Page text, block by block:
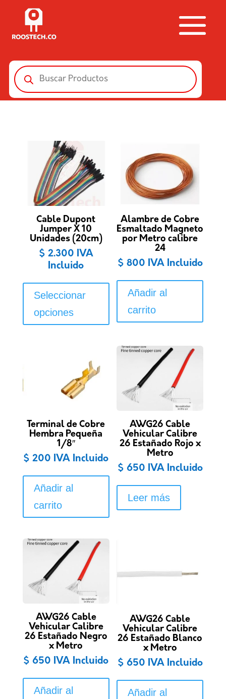
Búsqueda
de
productos
Cable Dupont
Jumper X 10
Unidades (20cm)
$ 2.300 IVA
Incluido
Seleccionar
opciones
Este
producto
Las
elegir
página
producto
Alambre de Cobre
Esmaltado Magneto
por Metro calibre
24
$ 800 IVA Incluido
Añadir al
carrito
Terminal de Cobre
Hembra Pequeña
1/8″
$ 200 IVA Incluido
Añadir al
carrito
AWG26 Cable
Vehicular Calibre
26 Estañado Rojo x
Metro
$ 650 IVA Incluido
Leer más
AWG26 Cable
Vehicular Calibre
26 Estañado Negro
x Metro
$ 650 IVA Incluido
Añadir al
AWG26 Cable
Vehicular Calibre
26 Estañado Blanco
x Metro
$ 650 IVA Incluido
Añadir al